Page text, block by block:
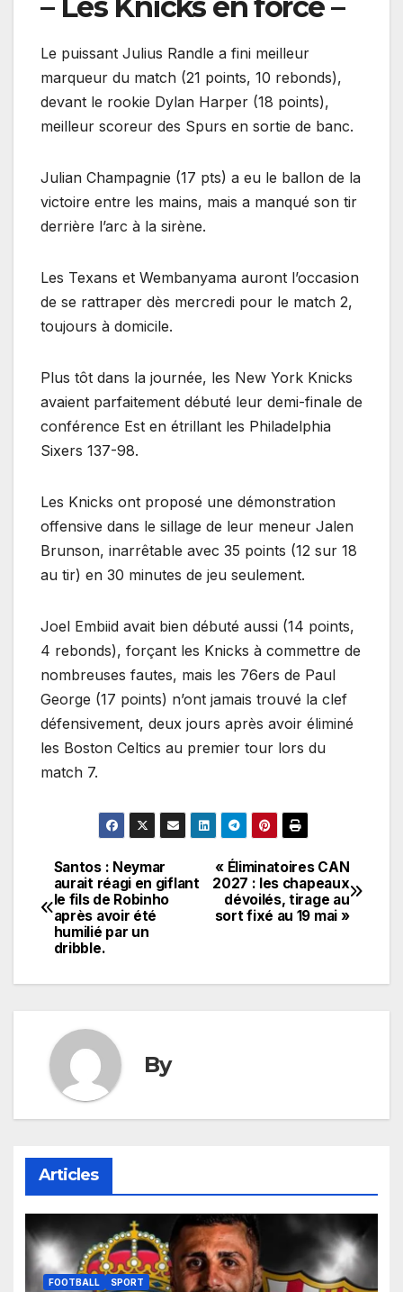
Le puissant Julius Randle a fini meilleur
marqueur du match (21 points, 10 rebonds),
devant le rookie Dylan Harper (18 points),
meilleur scoreur des Spurs en sortie de banc.
Julian Champagnie (17 pts) a eu le ballon de la
victoire entre les mains, mais a manqué son tir
derrière l’arc à la sirène.
Les Texans et Wembanyama auront l’occasion
de se rattraper dès mercredi pour le match 2,
toujours à domicile.
Plus tôt dans la journée, les New York Knicks
avaient parfaitement débuté leur demi-finale de
conférence Est en étrillant les Philadelphia
Sixers 137-98.
Les Knicks ont proposé une démonstration
offensive dans le sillage de leur meneur Jalen
Brunson, inarrêtable avec 35 points (12 sur 18
au tir) en 30 minutes de jeu seulement.
Joel Embiid avait bien débuté aussi (14 points,
4 rebonds), forçant les Knicks à commettre de
nombreuses fautes, mais les 76ers de Paul
George (17 points) n’ont jamais trouvé la clef
défensivement, deux jours après avoir éliminé
les Boston Celtics au premier tour lors du
match 7.
Navigation
de
l’article
« Éliminatoires CAN
2027 : les chapeaux
dévoilés, tirage au
sort fixé au 19 mai »
Santos : Neymar
aurait réagi en giflant
le fils de Robinho
après avoir été
humilié par un
dribble.
By
Articles
FOOTBALL SPORT